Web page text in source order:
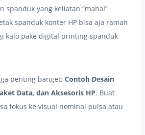
spanduk yang keliatan “mahal”
spanduk konter HP bisa aja ramah
kalo pake digital printing spanduk
penting banget: Contoh Desain
Data, dan Aksesoris HP. Buat
fokus ke visual nominal pulsa atau